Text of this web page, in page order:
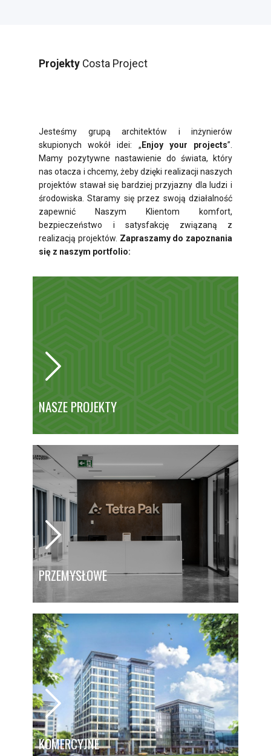
Projekty Costa Project
Jesteśmy grupą architektów i inżynierów
skupionych wokół idei: „ Enjoy your projects”.
Mamy pozytywne nastawienie do świata, który
nas otacza i chcemy, żeby dzięki realizacji naszych
projektów stawał się bardziej przyjazny dla ludzi i
środowiska. Staramy się przez swoją działalność
zapewnić Naszym Klientom komfort,
bezpieczeństwo i satysfakcję związaną z
realizacją projektów. Zapraszamy do zapoznania
się z naszym portfolio:
NASZE PROJEKTY
PRZEMYSŁOWE
KOMERCYJNE